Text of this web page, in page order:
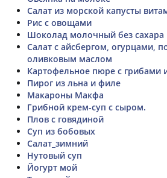
Салат из морской капусты
Рис с овощами
Шоколад молочный без сахара
Салат с айсбергом, огурцами,
оливковым маслом
Картофельное пюре с грибами
Пирог из льна и филе
Макароны Макфа
Грибной крем-суп с сыром.
Плов с говядиной
Суп из бобовых
Салат_зимний
Нутовый суп
Йогурт мой